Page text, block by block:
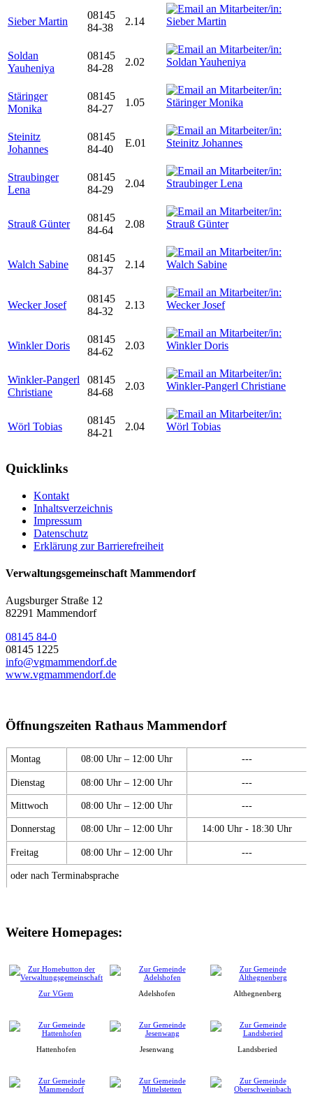
Sieber Martin
08145
84-38
2.14
Soldan
Yauheniya
08145
84-28
2.02
Stäringer
Monika
08145
84-27
1.05
Steinitz
Johannes
08145
84-40
E.01
Straubinger
Lena
08145
84-29
2.04
Strauß Günter
08145
84-64
2.08
Walch Sabine
08145
84-37
2.14
Wecker Josef
08145
84-32
2.13
Winkler Doris
08145
84-62
2.03
Winkler-Pangerl
Christiane
08145
84-68
2.03
Wörl Tobias
08145
84-21
2.04
Quicklinks
Kontakt
Inhaltsverzeichnis
Impressum
Datenschutz
Erklärung zur Barrierefreiheit
Verwaltungsgemeinschaft Mammendorf
Augsburger Straße 12
82291 Mammendorf
08145 84-0
08145 1225
info@vgmammendorf.de
www.vgmammendorf.de
Öffnungszeiten Rathaus Mammendorf
Montag 08:00 Uhr – 12:00 Uhr ---
Dienstag 08:00 Uhr – 12:00 Uhr ---
Mittwoch 08:00 Uhr – 12:00 Uhr ---
Donnerstag 08:00 Uhr – 12:00 Uhr 14:00 Uhr - 18:30 Uhr
Freitag 08:00 Uhr – 12:00 Uhr ---
oder nach Terminabsprache
Weitere Homepages:
Zur VGem Adelshofen Althegnenberg
Hattenhofen Jesenwang Landsberied